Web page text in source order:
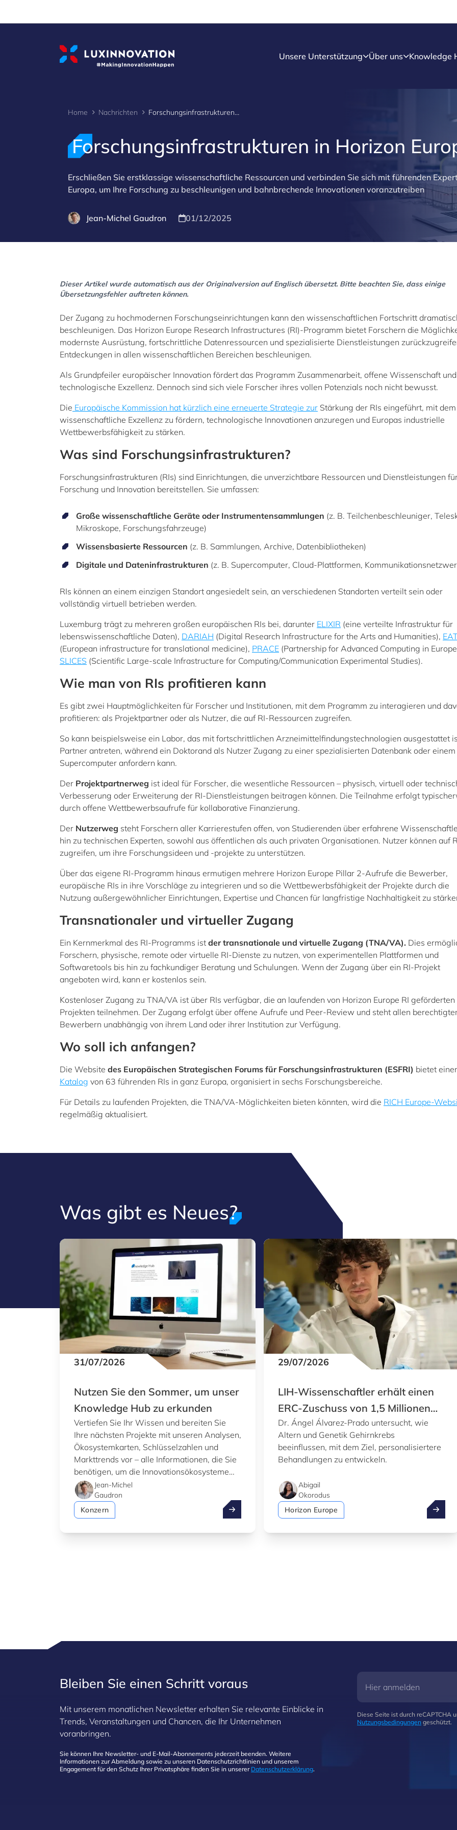
Unsere Unterstützung Über uns Knowledge
Home Nachrichten Forschungsinfrastrukturen in Horizon Europe
Forschungsinfrastrukturen in Horizon
Erschließen Sie erstklassige wissenschaftliche Ressourcen und verbinden Sie sich mit führenden
Europa, um Ihre Forschung zu beschleunigen und bahnbrechende Innovationen voranzutreiben
Jean-Michel Gaudron 01/12/2025
Dieser Artikel wurde automatisch aus der Originalversion auf Englisch übersetzt. Bitte beachten Sie, dass einige
Übersetzungsfehler auftreten können.
Der Zugang zu hochmodernen Forschungseinrichtungen kann den wissenschaftlichen Fortschritt
beschleunigen. Das Horizon Europe Research Infrastructures (RI)-Programm bietet Forschern die
modernste Ausrüstung, fortschrittliche Datenressourcen und spezialisierte Dienstleistungen
Entdeckungen in allen wissenschaftlichen Bereichen beschleunigen.
Als Grundpfeiler europäischer Innovation fördert das Programm Zusammenarbeit, offene Wissenschaft und
technologische Exzellenz. Dennoch sind sich viele Forscher ihres vollen Potenzials noch nicht bewusst.
Die Europäische Kommission hat kürzlich eine erneuerte Strategie zur Stärkung der RIs eingeführt, mit dem
wissenschaftliche Exzellenz zu fördern, technologische Innovationen anzuregen und Europas industrielle
Wettbewerbsfähigkeit zu stärken.
Was sind Forschungsinfrastrukturen?
Forschungsinfrastrukturen (RIs) sind Einrichtungen, die unverzichtbare Ressourcen und Dienstleistungen
Forschung und Innovation bereitstellen. Sie umfassen:
Große wissenschaftliche Geräte oder Instrumentensammlungen (z. B. Teilchenbeschleuniger,
Mikroskope, Forschungsfahrzeuge)
Wissensbasierte Ressourcen (z. B. Sammlungen, Archive, Datenbibliotheken)
Digitale und Dateninfrastrukturen (z. B. Supercomputer, Cloud-Plattformen,
RIs können an einem einzigen Standort angesiedelt sein, an verschiedenen Standorten verteilt sein oder
vollständig virtuell betrieben werden.
Luxemburg trägt zu mehreren großen europäischen RIs bei, darunter ELIXIR (eine verteilte Infrastruktur für
lebenswissenschaftliche Daten), DARIAH (Digital Research Infrastructure for the Arts and Humanities),
(European infrastructure for translational medicine), PRACE (Partnership for Advanced Computing in
SLICES (Scientific Large-scale Infrastructure for Computing/Communication Experimental Studies).
Wie man von RIs profitieren kann
Es gibt zwei Hauptmöglichkeiten für Forscher und Institutionen, mit dem Programm zu interagieren und
profitieren: als Projektpartner oder als Nutzer, die auf RI-Ressourcen zugreifen.
So kann beispielsweise ein Labor, das mit fortschrittlichen Arzneimittelfindungstechnologien ausgestattet
Partner antreten, während ein Doktorand als Nutzer Zugang zu einer spezialisierten Datenbank oder einem
Supercomputer anfordern kann.
Der Projektpartnerweg ist ideal für Forscher, die wesentliche Ressourcen – physisch, virtuell oder
Verbesserung oder Erweiterung der RI-Dienstleistungen beitragen können. Die Teilnahme erfolgt
durch offene Wettbewerbsaufrufe für kollaborative Finanzierung.
Der Nutzerweg steht Forschern aller Karrierestufen offen, von Studierenden über erfahrene
hin zu technischen Experten, sowohl aus öffentlichen als auch privaten Organisationen. Nutzer können auf
zugreifen, um ihre Forschungsideen und -projekte zu unterstützen.
Über das eigene RI-Programm hinaus ermutigen mehrere Horizon Europe Pillar 2-Aufrufe die Bewerber,
europäische RIs in ihre Vorschläge zu integrieren und so die Wettbewerbsfähigkeit der Projekte durch die
Nutzung außergewöhnlicher Einrichtungen, Expertise und Chancen für langfristige Nachhaltigkeit zu
Transnationaler und virtueller Zugang
Ein Kernmerkmal des RI-Programms ist der transnationale und virtuelle Zugang (TNA/VA). Dies
Forschern, physische, remote oder virtuelle RI-Dienste zu nutzen, von experimentellen Plattformen und
Softwaretools bis hin zu fachkundiger Beratung und Schulungen. Wenn der Zugang über ein RI-Projekt
angeboten wird, kann er kostenlos sein.
Kostenloser Zugang zu TNA/VA ist über RIs verfügbar, die an laufenden von Horizon Europe RI geförderten
Projekten teilnehmen. Der Zugang erfolgt über offene Aufrufe und Peer-Review und steht allen
Bewerbern unabhängig von ihrem Land oder ihrer Institution zur Verfügung.
Wo soll ich anfangen?
Die Website des Europäischen Strategischen Forums für Forschungsinfrastrukturen (ESFRI) bietet
Katalog von 63 führenden RIs in ganz Europa, organisiert in sechs Forschungsbereiche.
Für Details zu laufenden Projekten, die TNA/VA-Möglichkeiten bieten könnten, wird die RICH Europe-
regelmäßig aktualisiert.
Was gibt es Neues?
31/07/2026
Nutzen Sie den Sommer, um unser
Knowledge Hub zu erkunden
Vertiefen Sie Ihr Wissen und bereiten Sie
Ihre nächsten Projekte mit unseren Analysen,
Ökosystemkarten, Schlüsselzahlen und
Markttrends vor – alle Informationen, die Sie
benötigen, um die Innovationsökosysteme
Luxemburgs besser zu verstehen.
Jean-Michel
Gaudron
Konzern
Nutzen Sie den Sommer, um unser Knowledge Hub zu erkunden
29/07/2026
LIH-Wissenschaftler erhält einen
ERC-Zuschuss von 1,5 Millionen
Euro
Dr. Ángel Álvarez-Prado untersucht, wie
Altern und Genetik Gehirnkrebs
beeinflussen, mit dem Ziel, personalisiertere
Behandlungen zu entwickeln.
Abigail
Okorodus
Horizon Europe
LIH-
Bleiben Sie einen Schritt voraus
Mit unserem monatlichen Newsletter erhalten Sie relevante Einblicke in
Trends, Veranstaltungen und Chancen, die Ihr Unternehmen
voranbringen.
Sie können Ihre Newsletter- und E-Mail-Abonnements jederzeit beenden. Weitere
Informationen zur Abmeldung sowie zu unseren Datenschutzrichtlinien und unserem
Engagement für den Schutz Ihrer Privatsphäre finden Sie in unserer Datenschutzerklärung.
Diese Seite ist durch reCAPTCHA
Nutzungsbedingungen geschützt.